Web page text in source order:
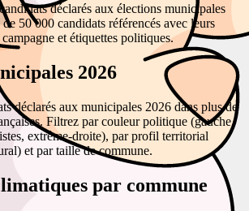
déclarés aux élections municipales
50 000 candidats référencés avec leurs
et étiquettes politiques.
2026
déclarés aux municipales 2026 dans plus de
Filtrez par couleur politique (gauche,
extrême-droite), par profil territorial
et par taille de commune.
par commune